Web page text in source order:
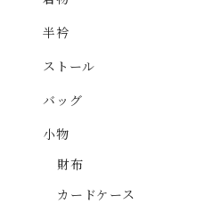
半衿
ストール
バッグ
小物
財布
カードケース